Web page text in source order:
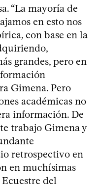
“La mayoría de
en esto nos
con base en la
grandes, pero en
Gimena. Pero
académicas no
información. De
trabajo Gimena y
retrospectivo en
en muchísimas
del